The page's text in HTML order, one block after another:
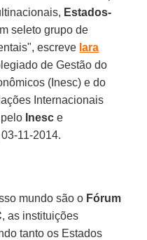
Estados-
seleto grupo de
escreve Iara
de Gestão do
(Inesc) e do
Internacionais
Inesc e
03-11-2014.
mundo são o Fórum
, as instituições
tanto os Estados